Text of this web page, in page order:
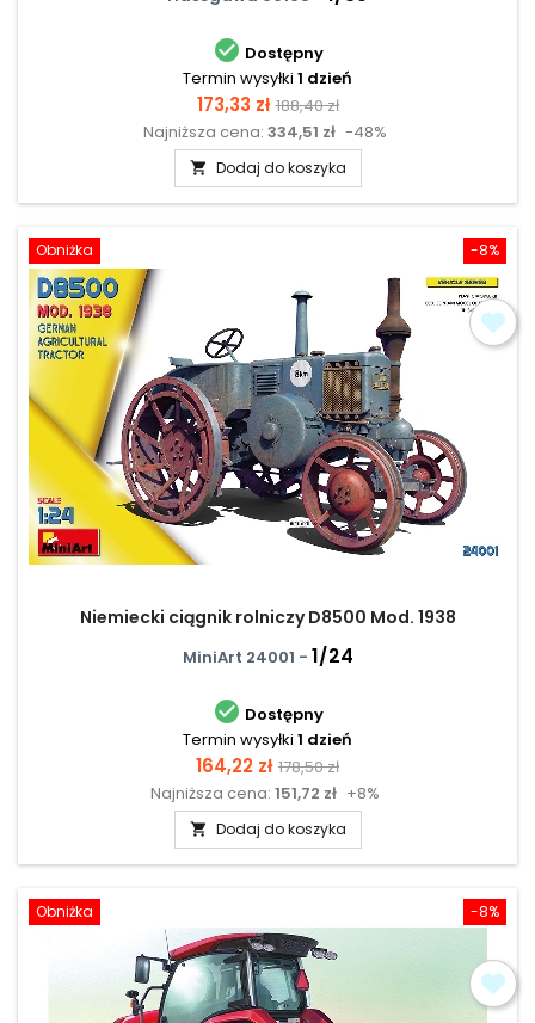
 Dostępny
Termin wysyłki 1 dzień
Cena
173,33 zł Cena
podstawowa
188,40 zł
Najniższa cena: 334,51 zł -48%
 Dodaj do koszyka
-8%
Obniżka
Niemiecki ciągnik rolniczy D8500 Mod. 1938
MiniArt 24001 - 1/24
 Dostępny
Termin wysyłki 1 dzień
Cena
164,22 zł Cena
podstawowa
178,50 zł
Najniższa cena: 151,72 zł +8%
 Dodaj do koszyka
-8%
Obniżka